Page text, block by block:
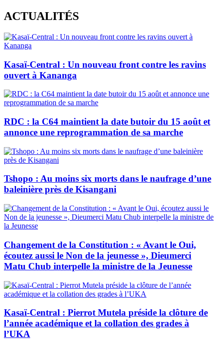
Skip
to
content
ACTUALITÉS
Kasaï-Central : Un nouveau front contre les ravins
ouvert à Kananga
RDC : la C64 maintient la date butoir du 15 août et
annonce une reprogrammation de sa marche
Tshopo : Au moins six morts dans le naufrage d’une
baleinière près de Kisangani
Changement de la Constitution : « Avant le Oui,
écoutez aussi le Non de la jeunesse », Dieumerci
Matu Chub interpelle la ministre de la Jeunesse
Kasaï-Central : Pierrot Mutela préside la clôture de
l’année académique et la collation des grades à
l’UKA